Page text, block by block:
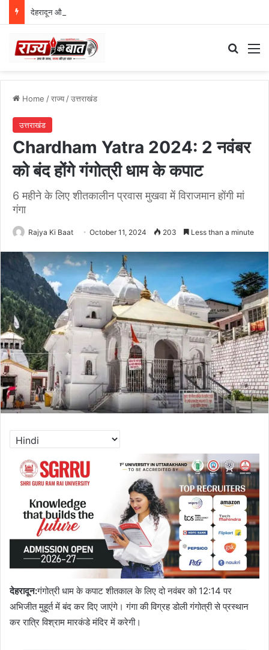
Home /राज्य/उत्तराखंड
उत्तराखंड
Chardham Yatra 2024: 2 नवंबर
को बंद होंगे गंगोत्री धाम के कपाट
6 महीने के लिए शीतकालीन प्रवास मुखवा में विराजमान होंगी मां
गंगा
Rajya Ki Baat October 11, 2024 203 Less than a minute
देहरादून:गंगोत्री धाम के कपाट शीतकाल के लिए दो नवंबर को 12:14 पर
अभिजीत मुहूर्त में बंद कर दिए जाएंगे। गंगा की विग्रह डोली गंगोत्री से प्रस्थान
कर रात्रि विश्राम मारकंडे मंदिर में करेगी।